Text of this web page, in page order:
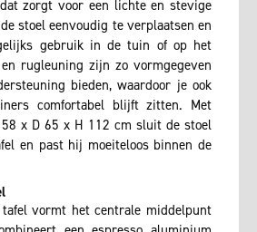
zorgt voor een lichte en stevige
stoel eenvoudig te verplaatsen en
gebruik in de tuin of op het
rugleuning zijn zo vormgegeven
bieden, waardoor je ook
comfortabel blijft zitten. Met
x D 65 x H 112 cm sluit de stoel
en past hij moeiteloos binnen de
vormt het centrale middelpunt